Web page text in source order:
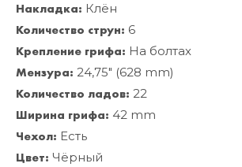
Накладка: Клён
Количество струн: 6
Крепление грифа: На болтах
Мензура: 24,75" (628 mm)
Количество ладов: 22
Ширина грифа: 42 mm
Чехол: Есть
Цвет: Чёрный